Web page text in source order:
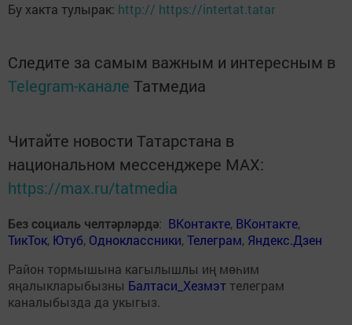
Бу хакта тулырак: http:// https://intertat.tatar
Следите за самым важным и интересным в
Telegram-канале Татмедиа
Читайте новости Татарстана в
национальном мессенджере MАХ:
https://max.ru/tatmedia
Без социаль челтәрләрдә: ВКонтакте, ВКонтакте,
ТикТок, Ютуб, Одноклассники,Телеграм, Яндекс.Дзен
Район тормышына кагылышлы иң мөһим
яңалыкларыбызны Балтаси_Хезмэт телеграм
каналыбызда да укыгыз.